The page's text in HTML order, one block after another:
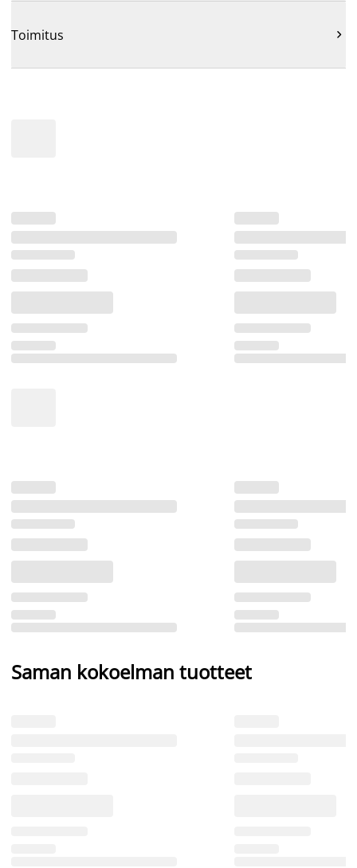
Toimitus 
Saman kokoelman tuotteet